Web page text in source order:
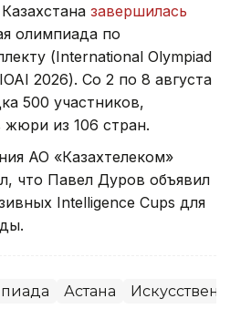
завершилась
олимпиада по
(International Olympiad
2026). Со 2 по 8 августа
500 участников,
жюри из 106 стран.
АО «Казахтелеком»
что Павел Дуров объявил
Intelligence Cups для
Астана